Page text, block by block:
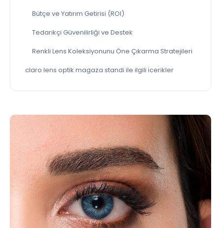
Bütçe ve Yatırım Getirisi (ROI)
Tedarikçi Güvenilirliği ve Destek
Renkli Lens Koleksiyonunu Öne Çıkarma Stratejileri
claro lens optik magaza standi ile ilgili icerikler